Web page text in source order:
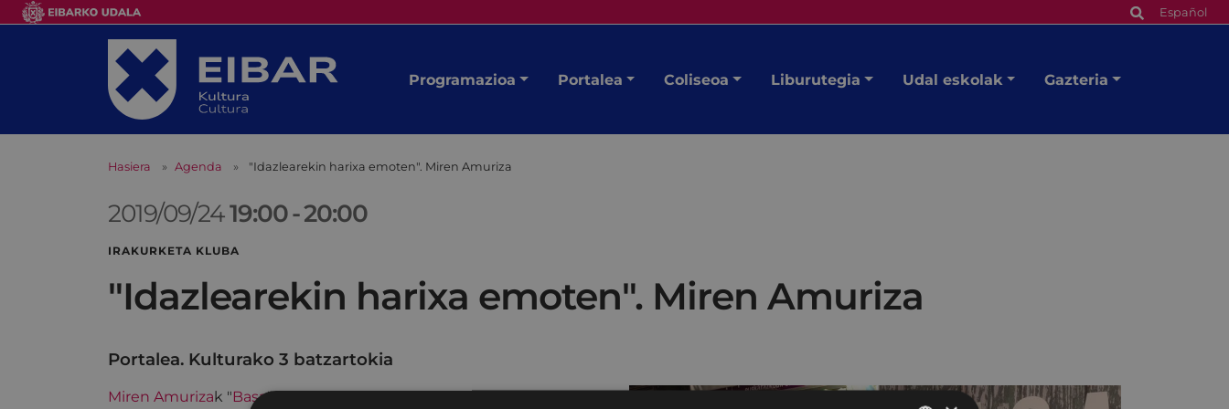
Español
Programazioa Portalea Coliseoa Liburutegia Udal eskolak Gazteria
Hasiera Agenda "Idazlearekin harixa emoten". Miren Amuriza
2019/09/2419:00-20:00
IRAKURKETA KLUBA
"Idazlearekin harixa emoten". Miren Amuriza
Portalea. Kulturako 3 batzartokia
Miren Amurizak "Basa" irakurri duten irakurleei haren gaineko